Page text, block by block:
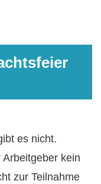
es nicht.
kein
zur Teilnahme